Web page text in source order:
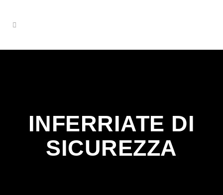
INFERRIATE DI
SICUREZZA